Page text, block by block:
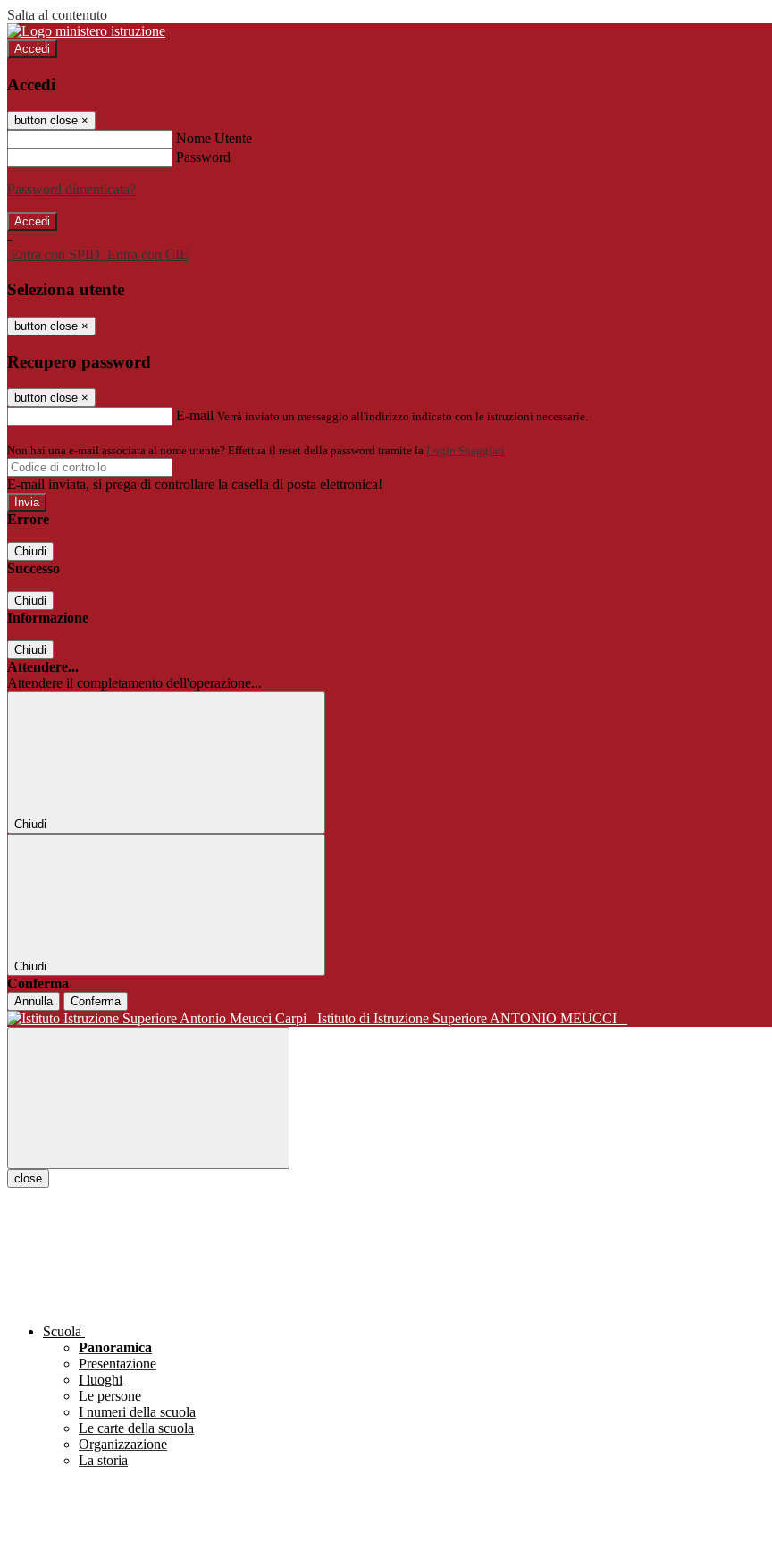
Salta al contenuto
Accedi
Accedi
button close ×
Nome Utente
Password
Password dimenticata?
-
Entra con SPID Entra con CIE
Seleziona utente
button close ×
Recupero password
button close ×
E-mail Verrà inviato un messaggio all'indirizzo indicato con le istruzioni necessarie.
Non hai una e-mail associata al nome utente? Effettua il reset della password tramite la Login Spaggiari
E-mail inviata, si prega di controllare la casella di posta elettronica!
Errore
Chiudi
Successo
Chiudi
Informazione
Chiudi
Attendere...
Attendere il completamento dell'operazione...
Chiudi
Chiudi
Conferma
Annulla Conferma
Istituto di Istruzione Superiore ANTONIO MEUCCI
close
Scuola
Panoramica
Presentazione
I luoghi
Le persone
I numeri della scuola
Le carte della scuola
Organizzazione
La storia